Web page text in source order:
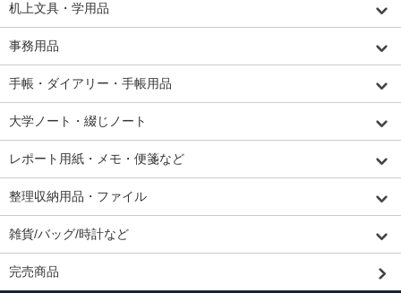
机上文具・学用品
事務用品
手帳・ダイアリー・手帳用品
大学ノート・綴じノート
レポート用紙・メモ・便箋など
整理収納用品・ファイル
雑貨/バッグ/時計など
完売商品